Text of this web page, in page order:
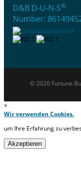
D&B D-U-N-S®
Number:
© 2026 Fortune
×
Wir verwenden Cookies.
um Ihre Erfahrung zu
Akzeptieren